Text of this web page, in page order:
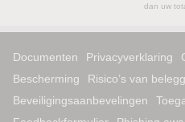
dan uw
Documenten Privacyverklaring
Bescherming
Risico’s van
Beveiligingsaanbevelingen